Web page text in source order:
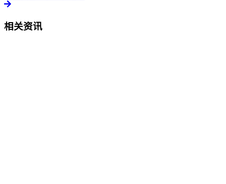
相关资讯